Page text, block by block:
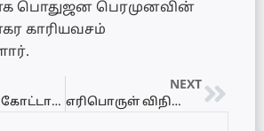
பொதுஜன பெரமுனவின்
காரியவசம்
ஜனாதிபதி கோட்டாவுக்கு எதிராக போராட்டத்தை ஆரம்பித்தவர்கள் நாங்கள்
NEXT
எரிபொருள் விநியோக நடவடிக்கைகளுக்கு இடையூறு – வலுசக்தி அமைச்சர் தெரிவிப்பு